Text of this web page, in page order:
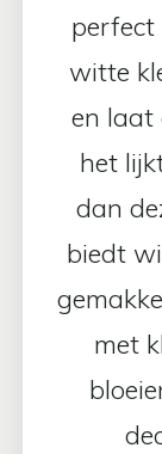
perfect
witte
en laat
het
dan
biedt
met